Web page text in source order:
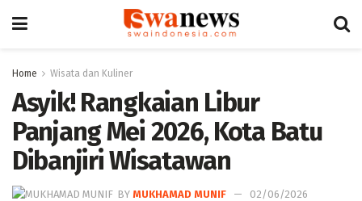
Home Wisata dan Kuliner
Asyik! Rangkaian Libur
Panjang Mei 2026, Kota Batu
Dibanjiri Wisatawan
BY MUKHAMAD MUNIF 02/06/2026